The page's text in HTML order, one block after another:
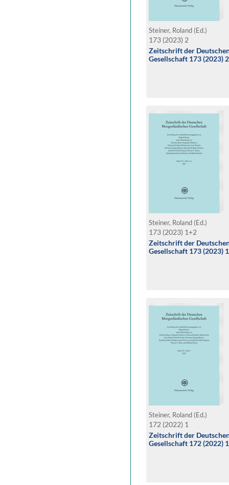
Steiner, Roland (Ed.)
173 (2023) 2
Zeitschrift der
Gesellschaft 173 (2023) 2
Steiner, Roland (Ed.)
173 (2023) 1+2
Zeitschrift der
Gesellschaft 173 (2023)
Steiner, Roland (Ed.)
172 (2022) 1
Zeitschrift der
Gesellschaft 172 (2022) 1